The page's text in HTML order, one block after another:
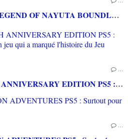
[TEST ECLAIR] THE LEGEND OF NAYUTA BOUNDLESS TRAILS PS4
[TEST] RAYMAN 30TH ANNIVERSARY EDITION PS5 : Un grand hommage pour un jeu qui a marqué l'histoire du Jeu Vidéo!